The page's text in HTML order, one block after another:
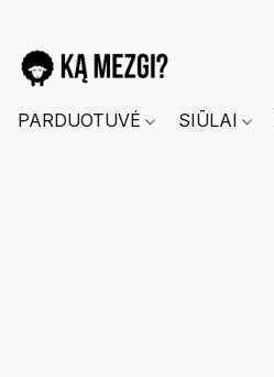
PARDUOTUVĖ SIŪLAI